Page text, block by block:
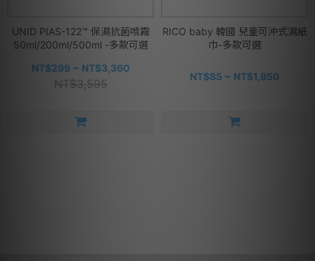
UNID PIAS-122™ 保濕抗菌噴霧
50ml/200ml/500ml -多款可選
NT$299 ~ NT$3,360
NT$3,595
RICO baby 韓國 兒童可沖式濕紙
巾-多款可選
NT$85 ~ NT$1,950